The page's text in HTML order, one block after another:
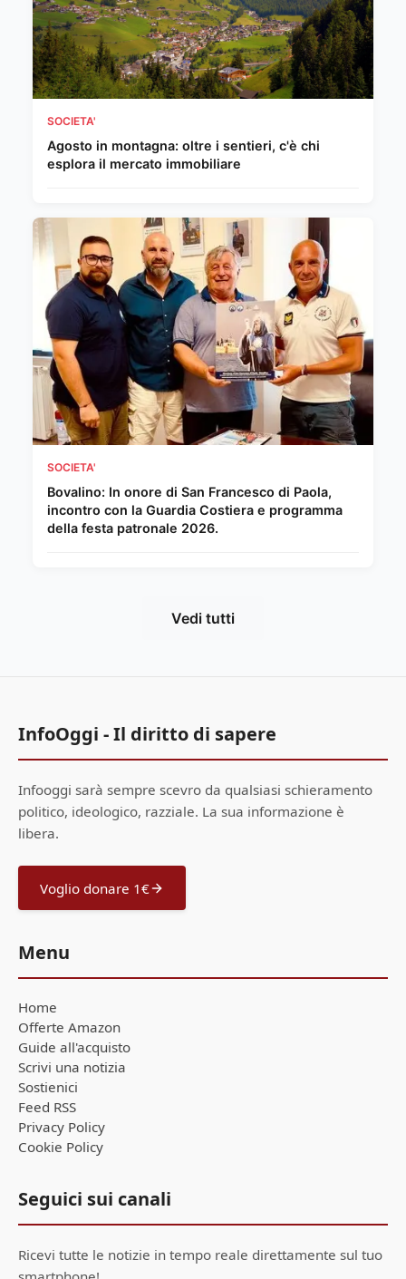
SOCIETA'
Agosto in montagna: oltre i sentieri, c'è chi
esplora il mercato immobiliare
SOCIETA'
Bovalino: In onore di San Francesco di Paola,
incontro con la Guardia Costiera e programma
della festa patronale 2026.
Vedi tutti
InfoOggi - Il diritto di sapere
Infooggi sarà sempre scevro da qualsiasi schieramento
politico, ideologico, razziale. La sua informazione è
libera.
Voglio donare 1€
Menu
Home
Offerte Amazon
Guide all'acquisto
Scrivi una notizia
Sostienici
Feed RSS
Privacy Policy
Cookie Policy
Seguici sui canali
Ricevi tutte le notizie in tempo reale direttamente sul tuo